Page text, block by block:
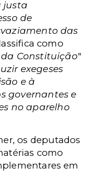
justa
de
das
como
Constituição"
exegeses
e à
governantes e
no aparelho
os deputados
como
em